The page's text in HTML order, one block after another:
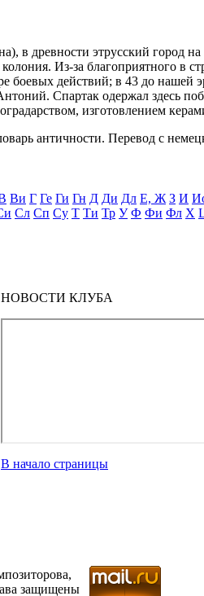
в древности этрусский город
Из-за благоприятного в
боевых действий; в 43 до нашей
Спартак одержал здесь
изготовлением
античности. Перевод с
Ви Г Ге Ги Гн Д Ди Дл Е, Ж З И
Сл Сп Су Т Ти Тр У Ф Фи Фл Х
НОВОСТИ КЛУБА
В начало страницы
защищены